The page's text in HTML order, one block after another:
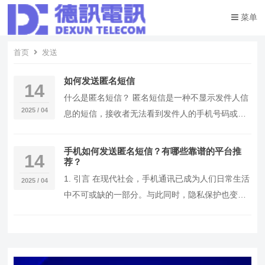
菜单
首页 发送
14
2025 / 04
如何发送匿名短信
什么是匿名短信？ 匿名短信是一种不显示发件人信
息的短信，接收者无法看到发件人的手机号码或其
用，例…
14
2025 / 04
手机如何发送匿名短信？有哪些靠谱的平台推
荐？
1. 引言 在现代社会，手机通讯已成为人们日常生活
中不可或缺的一部分。与此同时，隐私保护也变得